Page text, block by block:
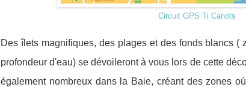
Circuit GPS Ti Canots
Des îlets magnifiques, des plages et des fonds blancs (
profondeur d'eau) se dévoileront à vous lors de cette
également nombreux dans la Baie, créant des zones